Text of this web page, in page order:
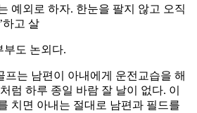
예외로 하자. 한눈을 팔지 않고 오직
하고 살
부도 논외다.
프는 남편이 아내에게 운전교습을 해
럼 하루 종일 바람 잘 날이 없다. 이
치면 아내는 절대로 남편과 필드를